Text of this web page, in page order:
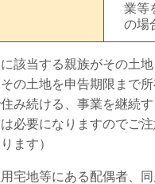
業等
の場
に該当する親族がその土
の土地を申告期限まで
み続ける、事業を継続
必要になりますのでご
ます）
宅地等にある配偶者、